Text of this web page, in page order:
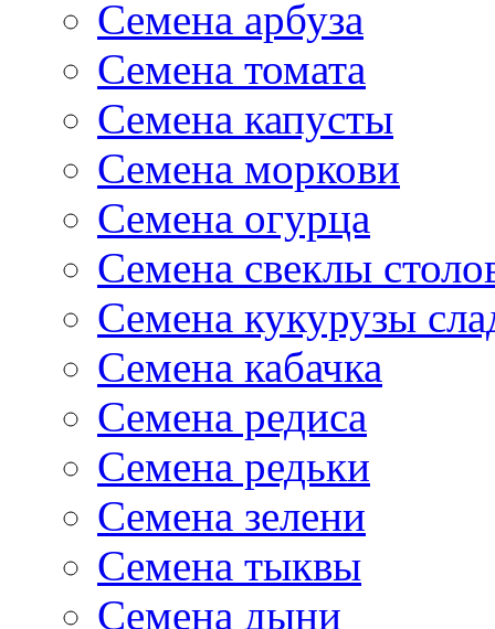
Семена арбуза
Семена томата
Семена капусты
Семена моркови
Семена огурца
Семена свеклы
Семена кукурузы
Семена кабачка
Семена редиса
Семена редьки
Семена зелени
Семена тыквы
Семена дыни